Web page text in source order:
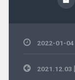
2022-01-04
文
章
2021.12.03